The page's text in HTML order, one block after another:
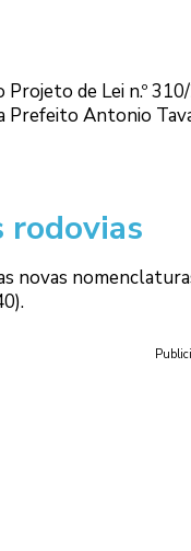
Projeto de Lei n.º
Prefeito Antonio
rodovias
novas